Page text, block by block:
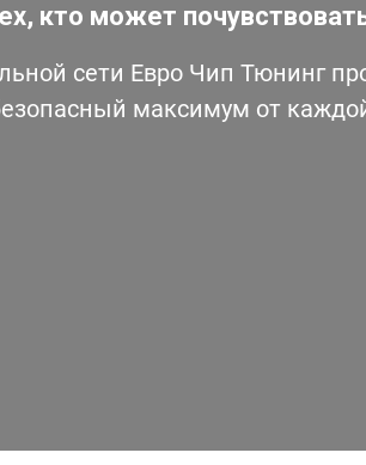
кто может
сети Евро Чип Тюнинг
максимум от